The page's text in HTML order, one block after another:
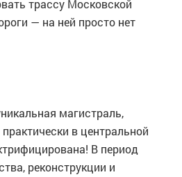
трассу Московской
— на ней просто нет
магистраль,
в центральной
В период
реконструкции и